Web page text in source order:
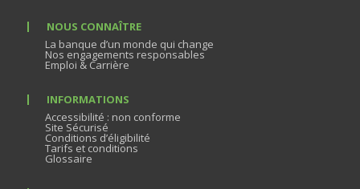
NOUS CONNAÎTRE
La banque d’un monde qui change
Nos engagements responsables
Emploi & Carrière
INFORMATIONS
Accessibilité : non conforme
Site Sécurisé
Conditions d’éligibilité
Tarifs et conditions
Glossaire